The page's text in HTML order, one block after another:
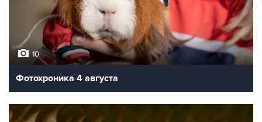
10
Фотохроника 4 августа